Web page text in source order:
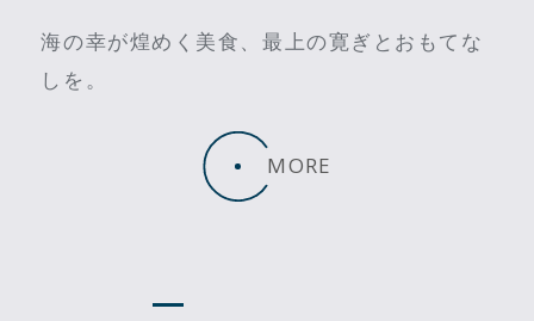
海の幸が煌めく美食、最上の寛ぎとおもてな
しを。
MORE